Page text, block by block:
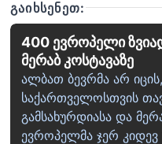
ᲒᲐᲘᲮᲡᲔᲜᲔᲗ:
400 ევროპელი
მერაბ კოსტავაზე
ალბათ ბევრმა არ
საქართველოსთვის
გამსახურდიასა და
ევროპელმა ჯერ